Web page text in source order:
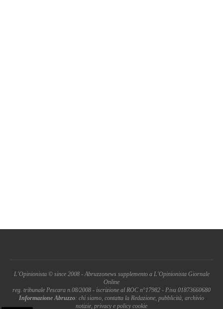
L'Opinionista © since 2008 - Abruzzonews supplemento a L'Opinionista Giornale
Online
reg. tribunale Pescara n.08/2008 - iscrizione al ROC n°17982 - P.iva 01873660680
Informazione Abruzzo: chi siamo, contatta la Redazione, pubblicità, archivio
notizie, privacy e policy cookie